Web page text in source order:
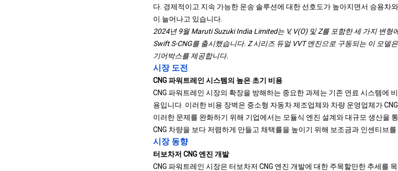
다. 경제적이고 지속 가능한 운송 솔루션에 대한 선호도가 높아지면서 승용차
이 늘어나고 있습니다.
2024년 9월 Maruti Suzuki India Limited는 V, V(O) 및 Z를 포함한 세 가지 변
Swift S-CNG를 출시했습니다. Z 시리즈 듀얼 VVT 엔진으로 구동되는 이 모델
기어박스를 제공합니다.
시장 도전
CNG 파워트레인 시스템의 높은 초기 비용
CNG 파워트레인 시장의 확장을 방해하는 중요한 과제는 기존 연료 시스템에
용입니다. 이러한 비용 장벽은 중소형 자동차 제조업체와 차량 운영업체가
이러한 문제를 완화하기 위해 기업에서는 모듈식 엔진 설계와 대규모 생산을
CNG 차량을 보다 저렴하게 만들고 채택률을 높이기 위해 보조금과 인센티브
시장 동향
터보차저 CNG 엔진 개발
CNG 파워트레인 시장은 터보차저 CNG 엔진 개발에 대한 주목할만한 추세를